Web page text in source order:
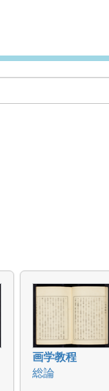
画学教程
総論